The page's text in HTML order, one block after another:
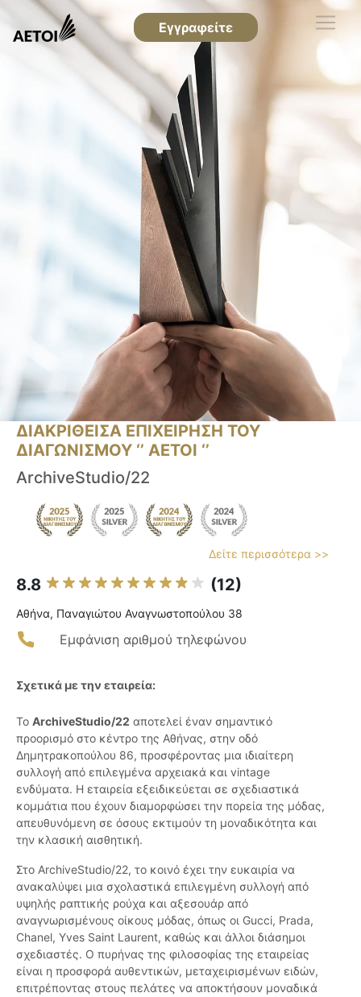
Εγγραφείτε
ΔΙΑΚΡΙΘΕΙΣΑ ΕΠΙΧΕΙΡΗΣΗ ΤΟΥ
ΔΙΑΓΩΝΙΣΜΟΥ ‘’ ΑΕΤΟΙ ‘’
ArchiveStudio/22
Δείτε περισσότερα >>
8.8 (12)
Αθήνα, Παναγιώτου Αναγνωστοπούλου 38
Εμφάνιση αριθμού τηλεφώνου
Σχετικά με την εταιρεία:
Το ArchiveStudio/22 αποτελεί έναν σημαντικό
προορισμό στο κέντρο της Αθήνας, στην οδό
Δημητρακοπούλου 86, προσφέροντας μια ιδιαίτερη
συλλογή από επιλεγμένα αρχειακά και vintage
ενδύματα. Η εταιρεία εξειδικεύεται σε σχεδιαστικά
κομμάτια που έχουν διαμορφώσει την πορεία της μόδας,
απευθυνόμενη σε όσους εκτιμούν τη μοναδικότητα και
την κλασική αισθητική.
Στο ArchiveStudio/22, το κοινό έχει την ευκαιρία να
ανακαλύψει μια σχολαστικά επιλεγμένη συλλογή από
υψηλής ραπτικής ρούχα και αξεσουάρ από
αναγνωρισμένους οίκους μόδας, όπως οι Gucci, Prada,
Chanel, Yves Saint Laurent, καθώς και άλλοι διάσημοι
σχεδιαστές. Ο πυρήνας της φιλοσοφίας της εταιρείας
είναι η προσφορά αυθεντικών, μεταχειρισμένων ειδών,
επιτρέποντας στους πελάτες να αποκτήσουν μοναδικά